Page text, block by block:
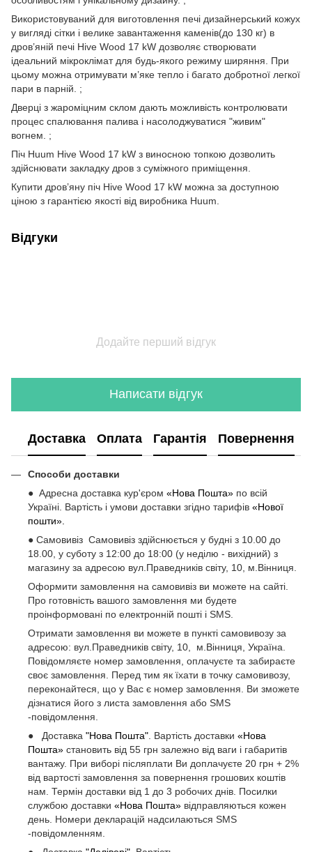
Використовуваний для виготовлення печі дизайнерський кожух
у вигляді сітки і велике завантаження каменів(до 130 кг) в
дров’яній печі Hive Wood 17 kW дозволяє створювати
ідеальний мікроклімат для будь-якого режиму ширяння. При
цьому можна отримувати м’яке тепло і багато добротної легкої
пари в парній. ;
Дверці з жароміцним склом дають можливість контролювати
процес спалювання палива і насолоджуватися "живим"
вогнем. ;
Піч Huum Hive Wood 17 kW з виносною топкою дозволить
здійснювати закладку дров з суміжного приміщення.
Купити дров’яну піч Hive Wood 17 kW можна за доступною
ціною з гарантією якості від виробника Huum.
Відгуки
Додайте перший відгук
Написати відгук
Доставка Оплата Гарантія Повернення
Способи доставки
● Адресна доставка кур'єром «Нова Пошта» по всій
Україні. Вартість і умови доставки згідно тарифів «Нової
пошти».
● Самовивіз Самовивіз здійснюється у будні з 10.00 до
18.00, у суботу з 12:00 до 18:00 (у неділю - вихідний) з
магазину за адресою вул.Праведників світу, 10, м.Вінниця.
Оформити замовлення на самовивіз ви можете на сайті.
Про готовність вашого замовлення ми будете
проінформовані по електронній пошті і SMS.
Отримати замовлення ви можете в пункті самовивозу за
адресою: вул.Праведників світу, 10, м.Вінниця, Україна.
Повідомляєте номер замовлення, оплачуєте та забираєте
своє замовлення. Перед тим як їхати в точку самовивозу,
переконайтеся, що у Вас є номер замовлення. Ви зможете
дізнатися його з листа замовлення або SMS
-повідомлення.
● Доставка "Нова Пошта" . Вартість доставки «Нова
Пошта» становить від 55 грн залежно від ваги і габаритів
вантажу. При виборі післяплати Ви доплачуєте 20 грн + 2%
від вартості замовлення за повернення грошових коштів
нам. Термін доставки від 1 до 3 робочих днів. Посилки
службою доставки «Нова Пошта» відправляються кожен
день. Номери декларацій надсилаються SMS
-повідомленням.